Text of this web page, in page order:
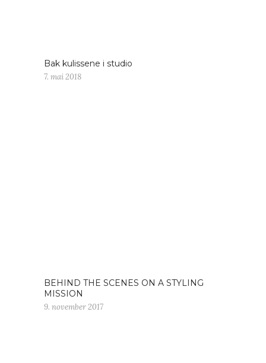
Bak kulissene i studio
7. mai 2018
BEHIND THE SCENES ON A STYLING
MISSION
9. november 2017